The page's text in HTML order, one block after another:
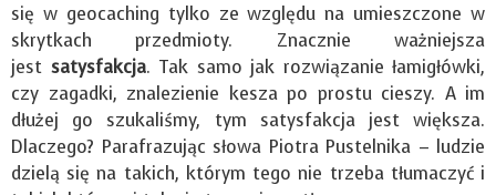
się w geocaching tylko ze względu na umieszczone w
skrytkach przedmioty. Znacznie ważniejsza
jest satysfakcja. Tak samo jak rozwiązanie łamigłówki,
czy zagadki, znalezienie kesza po prostu cieszy. A im
dłużej go szukaliśmy, tym satysfakcja jest większa.
Dlaczego? Parafrazując słowa Piotra Pustelnika – ludzie
dzielą się na takich, którym tego nie trzeba tłumaczyć i